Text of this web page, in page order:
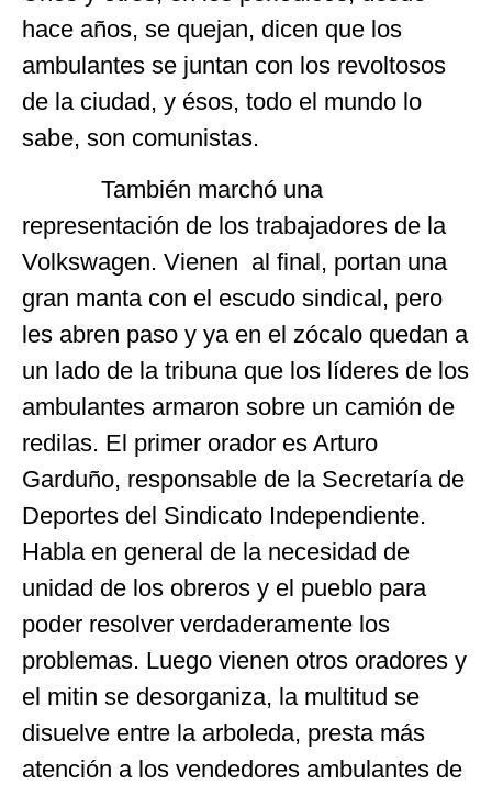
hace años, se quejan, dicen que los
ambulantes se juntan con los revoltosos
de la ciudad, y ésos, todo el mundo lo
sabe, son comunistas.
También marchó una
representación de los trabajadores de la
Volkswagen. Vienen al final, portan una
gran manta con el escudo sindical, pero
les abren paso y ya en el zócalo quedan a
un lado de la tribuna que los líderes de los
ambulantes armaron sobre un camión de
redilas. El primer orador es Arturo
Garduño, responsable de la Secretaría de
Deportes del Sindicato Independiente.
Habla en general de la necesidad de
unidad de los obreros y el pueblo para
poder resolver verdaderamente los
problemas. Luego vienen otros oradores y
el mitin se desorganiza, la multitud se
disuelve entre la arboleda, presta más
atención a los vendedores ambulantes de